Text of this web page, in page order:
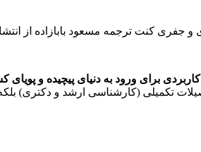
تکمیلی (کارشناسی ارشد و دکتری)